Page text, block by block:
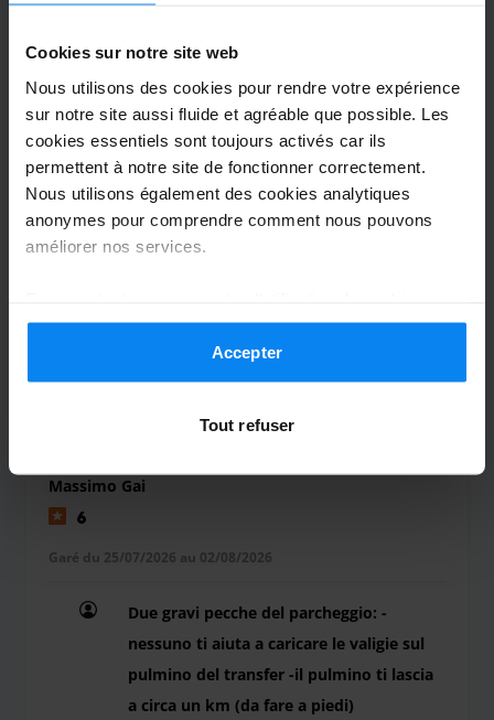
Cookies sur notre site web
Nous utilisons des cookies pour rendre votre expérience
sur notre site aussi fluide et agréable que possible. Les
cookies essentiels sont toujours activés car ils
permettent à notre site de fonctionner correctement.
Nous utilisons également des cookies analytiques
anonymes pour comprendre comment nous pouvons
améliorer nos services.
conformément aux règles en vigueur dans votre pays,
mais vous pouvez modifier vos paramètres à tout
moment. Pour plus de détails, consultez notrePolitique
Accepter
Tout refuser
Navette extérieure
FABIO LOMBARDI
8
Garé du 31/07/2026 au 06/08/2026
Massimo Gai
6
Garé du 25/07/2026 au 02/08/2026
Due gravi pecche del parcheggio: -
nessuno ti aiuta a caricare le valigie sul
pulmino del transfer -il pulmino ti lascia
a circa un km (da fare a piedi)